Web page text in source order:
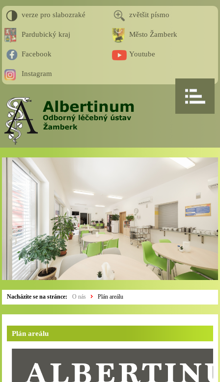
verze pro slabozraké zvětšit písmo
Pardubický kraj Město Žamberk
Facebook Youtube
Instagram
Nacházíte se na stránce: O nás Plán areálu
Plán areálu